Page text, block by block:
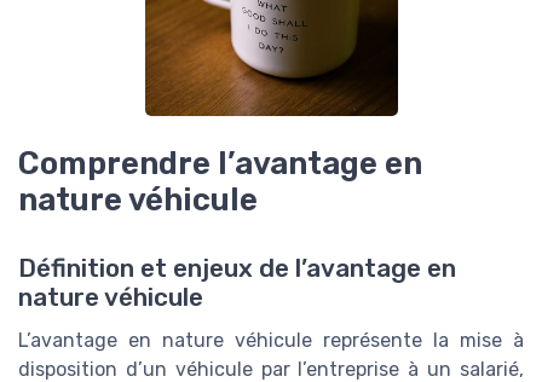
Comprendre l’avantage en
nature véhicule
Définition et enjeux de l’avantage en
nature véhicule
L’avantage en nature véhicule représente la mise à
disposition d’un véhicule par l’entreprise à un salarié,